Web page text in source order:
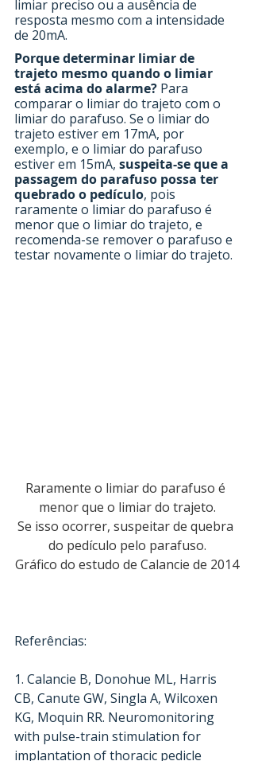
limiar preciso ou a ausência de
resposta mesmo com a intensidade
de 20mA.
Porque determinar limiar de
trajeto mesmo quando o limiar
está acima do alarme? Para
comparar o limiar do trajeto com o
limiar do parafuso. Se o limiar do
trajeto estiver em 17mA, por
exemplo, e o limiar do parafuso
estiver em 15mA, suspeita-se que a
passagem do parafuso possa ter
quebrado o pedículo, pois
raramente o limiar do parafuso é
menor que o limiar do trajeto, e
recomenda-se remover o parafuso e
testar novamente o limiar do trajeto.
Raramente o limiar do parafuso é
menor que o limiar do trajeto.
Se isso ocorrer, suspeitar de quebra
do pedículo pelo parafuso.
Gráfico do estudo de Calancie de 2014
Referências:
1. Calancie B, Donohue ML, Harris
CB, Canute GW, Singla A, Wilcoxen
KG, Moquin RR. Neuromonitoring
with pulse-train stimulation for
implantation of thoracic pedicle